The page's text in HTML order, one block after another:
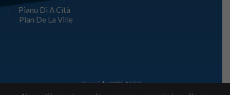
Pianu Di A Cità
Plan De La Ville
Copyright 2025AGEP